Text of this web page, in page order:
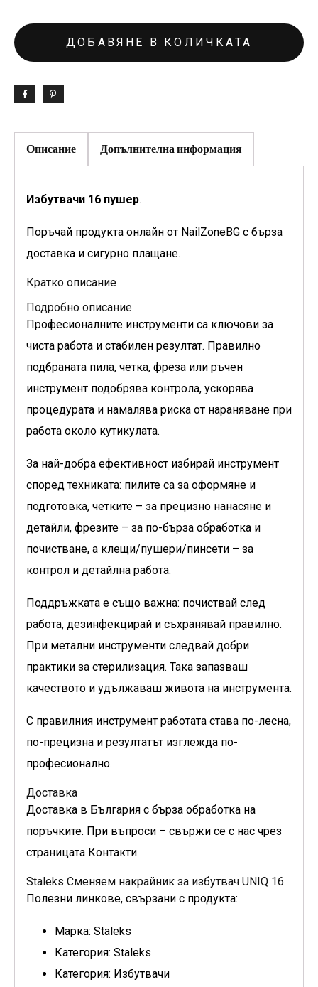
ДОБАВЯНЕ В КОЛИЧКАТА
Описание Допълнителна информация
Избутвачи 16 пушер.
Поръчай продукта онлайн от NailZoneBG с бърза
доставка и сигурно плащане.
Кратко описание
Подробно описание
Професионалните инструменти са ключови за
чиста работа и стабилен резултат. Правилно
подбраната пила, четка, фреза или ръчен
инструмент подобрява контрола, ускорява
процедурата и намалява риска от нараняване при
работа около кутикулата.
За най-добра ефективност избирай инструмент
според техниката: пилите са за оформяне и
подготовка, четките – за прецизно нанасяне и
детайли, фрезите – за по-бърза обработка и
почистване, а клещи/пушери/пинсети – за
контрол и детайлна работа.
Поддръжката е също важна: почиствай след
работа, дезинфекцирай и съхранявай правилно.
При метални инструменти следвай добри
практики за стерилизация. Така запазваш
качеството и удължаваш живота на инструмента.
С правилния инструмент работата става по-лесна,
по-прецизна и резултатът изглежда по-
професионално.
Доставка
Доставка в България с бърза обработка на
поръчките. При въпроси – свържи се с нас чрез
страницата Контакти.
Staleks Сменяем накрайник за избутвач UNIQ 16
Полезни линкове, свързани с продукта:
Марка: Staleks
Категория: Staleks
Категория: Избутвачи